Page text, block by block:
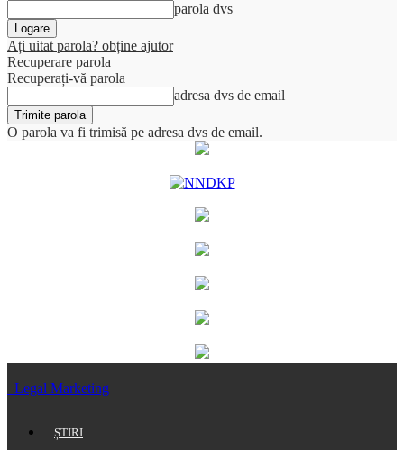
parola dvs
Ați uitat parola? obține ajutor
Recuperare parola
Recuperați-vă parola
adresa dvs de email
O parola va fi trimisă pe adresa dvs de email.
Legal Marketing
ȘTIRI